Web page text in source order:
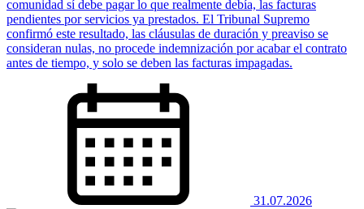
comunidad sí debe pagar lo que realmente debía, las facturas
pendientes por servicios ya prestados. El Tribunal Supremo
confirmó este resultado, las cláusulas de duración y preaviso se
consideran nulas, no procede indemnización por acabar el contrato
antes de tiempo, y solo se deben las facturas impagadas.
31.07.2026